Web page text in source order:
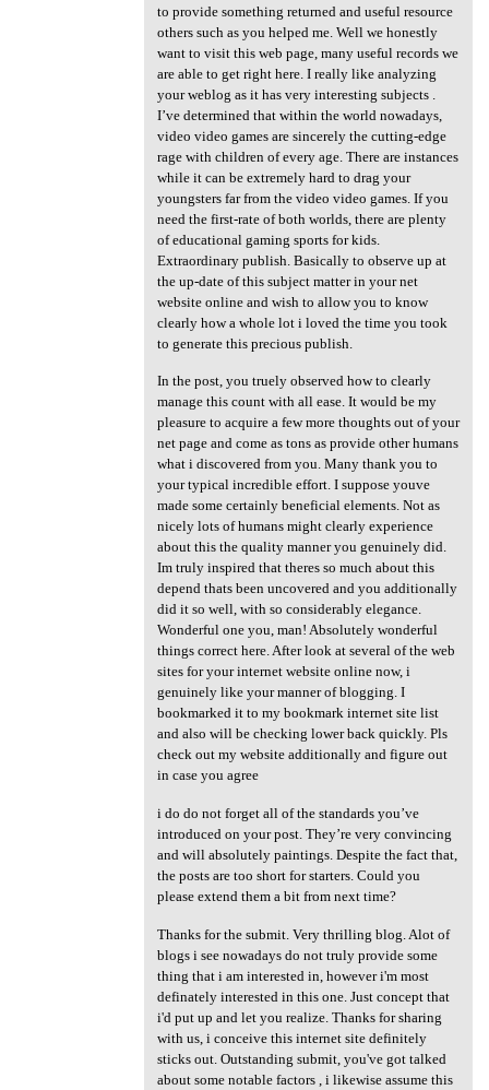
to provide something returned and useful resource
others such as you helped me. Well we honestly
want to visit this web page, many useful records we
are able to get right here. I really like analyzing
your weblog as it has very interesting subjects .
I’ve determined that within the world nowadays,
video video games are sincerely the cutting-edge
rage with children of every age. There are instances
while it can be extremely hard to drag your
youngsters far from the video video games. If you
need the first-rate of both worlds, there are plenty
of educational gaming sports for kids.
Extraordinary publish. Basically to observe up at
the up-date of this subject matter in your net
website online and wish to allow you to know
clearly how a whole lot i loved the time you took
to generate this precious publish.
In the post, you truely observed how to clearly
manage this count with all ease. It would be my
pleasure to acquire a few more thoughts out of your
net page and come as tons as provide other humans
what i discovered from you. Many thank you to
your typical incredible effort. I suppose youve
made some certainly beneficial elements. Not as
nicely lots of humans might clearly experience
about this the quality manner you genuinely did.
Im truly inspired that theres so much about this
depend thats been uncovered and you additionally
did it so well, with so considerably elegance.
Wonderful one you, man! Absolutely wonderful
things correct here. After look at several of the web
sites for your internet website online now, i
genuinely like your manner of blogging. I
bookmarked it to my bookmark internet site list
and also will be checking lower back quickly. Pls
check out my website additionally and figure out
in case you agree
i do do not forget all of the standards you’ve
introduced on your post. They’re very convincing
and will absolutely paintings. Despite the fact that,
the posts are too short for starters. Could you
please extend them a bit from next time?
Thanks for the submit. Very thrilling blog. Alot of
blogs i see nowadays do not truly provide some
thing that i am interested in, however i'm most
definately interested in this one. Just concept that
i'd put up and let you realize. Thanks for sharing
with us, i conceive this internet site definitely
sticks out. Outstanding submit, you've got talked
about some notable factors , i likewise assume this